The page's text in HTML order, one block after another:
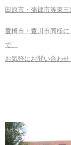
田原市・蒲郡市等東
豊橋市・豊川市同様
で、
お気軽にお問い合わせ